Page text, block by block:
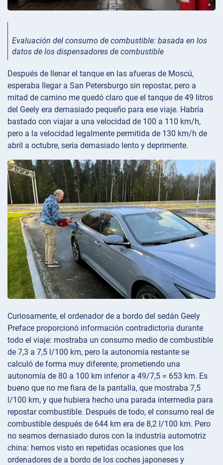
Evaluación del consumo de combustible: basada en los
datos de los dispensadores de combustible
Después de llenar el tanque en las afueras de Moscú,
esperaba llegar a San Petersburgo sin repostar, pero a
mitad de camino me quedó claro que el tanque de 49 litros
del Geely era demasiado pequeño para ese viaje. Habría
bastado con viajar a una velocidad de 100 a 110 km/h,
pero a la velocidad legalmente permitida de 130 km/h de
abril a octubre, sería demasiado lento y deprimente.
Curiosamente, el ordenador de a bordo del sedán Geely
Preface proporcionó información contradictoria durante
todo el viaje: mostraba un consumo medio de combustible
de 7,3 a 7,5 l/100 km, pero la autonomía restante se
calculó de forma muy diferente, prometiendo una
autonomía de 80 a 100 km inferior a 49/7,5 = 653 km. Es
bueno que no me fiara de la pantalla, que mostraba 7,5
l/100 km, y que hubiera hecho una parada intermedia para
repostar combustible. Después de todo, el consumo real de
combustible después de 644 km era de 8,2 l/100 km. Pero
no seamos demasiado duros con la industria automotriz
china: hemos visto en repetidas ocasiones que los
ordenadores de a bordo de los coches japoneses y